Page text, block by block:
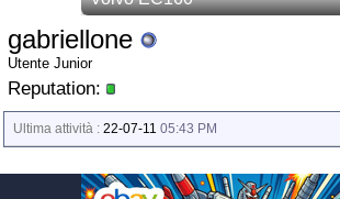
gabriellone
Utente Junior
Reputation:
Ultima attività : 22-07-11 05:43 PM